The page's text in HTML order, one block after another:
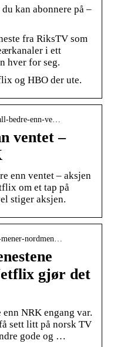
kan abonnere på –
fra RiksTV som
i ett
hver for seg.
og HBO der ute.
bedre-enn-ve…
ventet –
enn ventet – aksjen
om et tap på
stiger aksjen.
nordmen…
gjør det
NRK engang var.
sett litt på norsk TV
gode og …